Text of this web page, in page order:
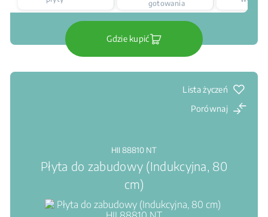
gotowania
Gdzie kupić
Lista życzeń
Porównaj
HII 88810 NT
Płyta do zabudowy (Indukcyjna, 80
cm)